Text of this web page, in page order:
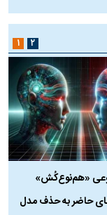
«هم‌نوع‌کُش»
حاضر به حذف مدل
۱ ۲